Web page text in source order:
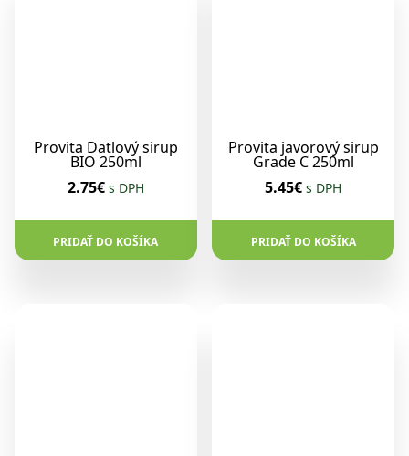
Provita Datlový sirup
BIO 250ml
2.75€ s DPH
PRIDAŤ DO KOŠÍKA
Provita javorový sirup
Grade C 250ml
5.45€ s DPH
PRIDAŤ DO KOŠÍKA